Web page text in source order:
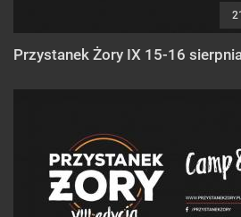
Przystanek Żory IX 15-16